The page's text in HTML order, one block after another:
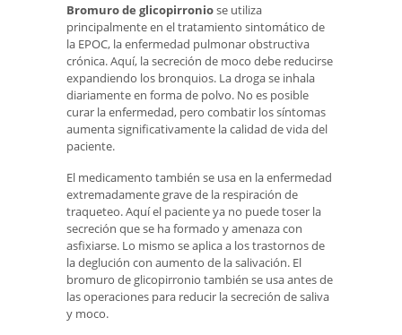
Bromuro de glicopirroniose utiliza
principalmente en el tratamiento sintomático de
la EPOC, la enfermedad pulmonar obstructiva
crónica. Aquí, la secreción de moco debe reducirse
expandiendo los bronquios. La droga se inhala
diariamente en forma de polvo. No es posible
curar la enfermedad, pero combatir los síntomas
aumenta significativamente la calidad de vida del
paciente.
El medicamento también se usa en la enfermedad
extremadamente grave de la respiración de
traqueteo. Aquí el paciente ya no puede toser la
secreción que se ha formado y amenaza con
asfixiarse. Lo mismo se aplica a los trastornos de
la deglución con aumento de la salivación. El
bromuro de glicopirronio también se usa antes de
las operaciones para reducir la secreción de saliva
y moco.